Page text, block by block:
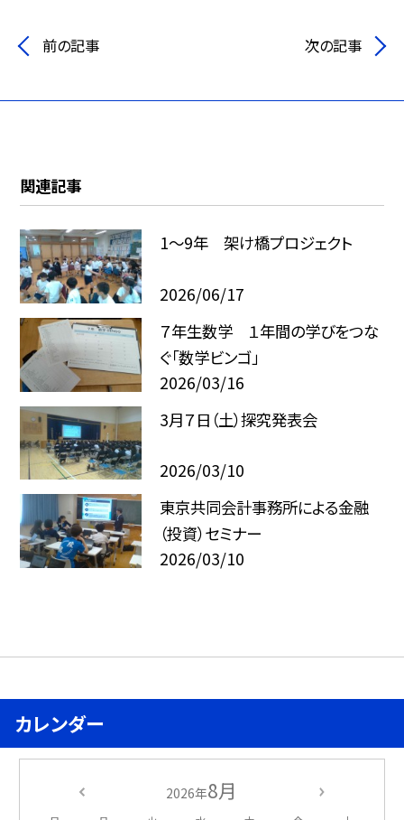
前の記事 次の記事
関連記事
1～9年 架け橋プロジェクト
2026/06/17
７年生数学 １年間の学びをつな
ぐ「数学ビンゴ」
2026/03/16
3月７日（土）探究発表会
2026/03/10
東京共同会計事務所による金融
（投資）セミナー
2026/03/10
カレンダー
2026年8月